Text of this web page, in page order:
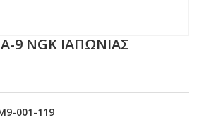
9 ΝGΚ ΙΑΠΩΝΙΑΣ
001-119